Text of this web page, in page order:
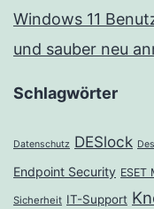
Windows 11
und sauber neu
Schlagwörter
Datenschutz DESlock
Endpoint Security ESET
Sicherheit IT-Support